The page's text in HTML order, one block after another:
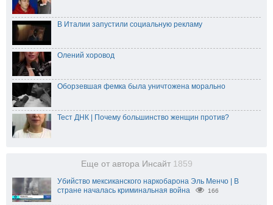
В Италии запустили социальную рекламу
Олений хоровод
Оборзевшая фемка была уничтожена морально
Тест ДНК | Почему большинство женщин против?
Еще от автора Инсайт 1859
Убийство мексиканского наркобарона Эль Менчо | В
стране началась криминальная война
166